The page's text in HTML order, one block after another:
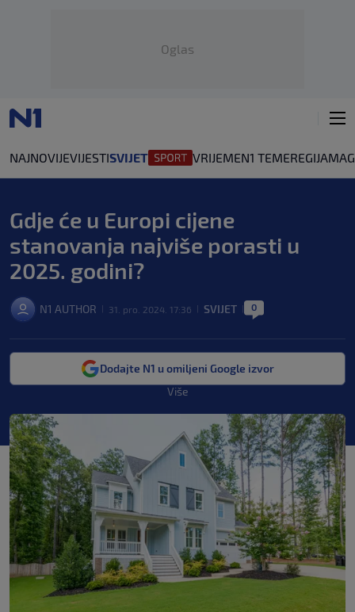
Oglas
NAJNOVIJEVIJESTISVIJET VRIJEMEN1 TEMEREGIJA
Gdje će u Europi cijene
stanovanja najviše porasti u
2025. godini?
N1 AUTHOR 31. pro. 2024. 17:36 SVIJET 0
Dodajte N1 u omiljeni Google izvor
Više